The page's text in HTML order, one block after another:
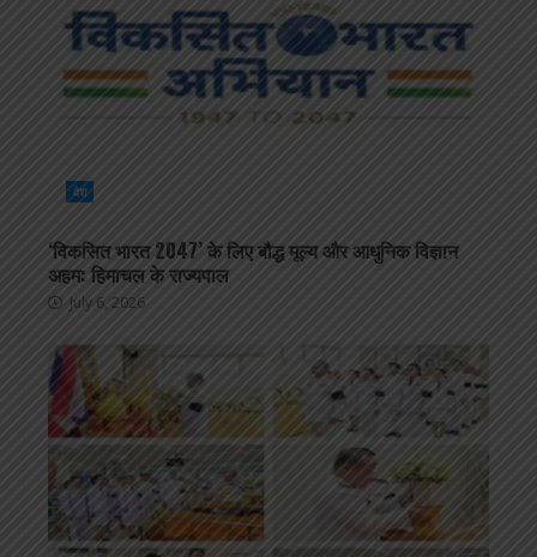
देश
‘विकसित भारत 2047’ के लिए बौद्ध मूल्य और आधुनिक विज्ञान
अहम: हिमाचल के राज्यपाल
July 6, 2026